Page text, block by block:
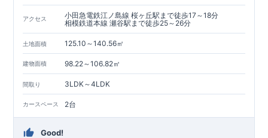
アクセス
小田急電鉄江ノ島線 桜ヶ丘駅まで徒歩17～18分
相模鉄道本線 瀬谷駅まで徒歩25～26分
土地面積 125.10～140.56㎡
建物面積 98.22～106.82㎡
間取り 3LDK～4LDK
カースペース 2台
Good!